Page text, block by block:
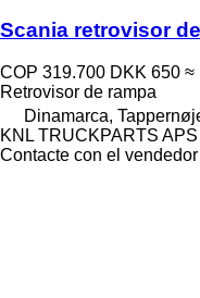
Scania retrovisor
COP 319.700 DKK 650 ≈
Retrovisor de rampa
Dinamarca,
KNL TRUCKPARTS
Contacte con el vendedor